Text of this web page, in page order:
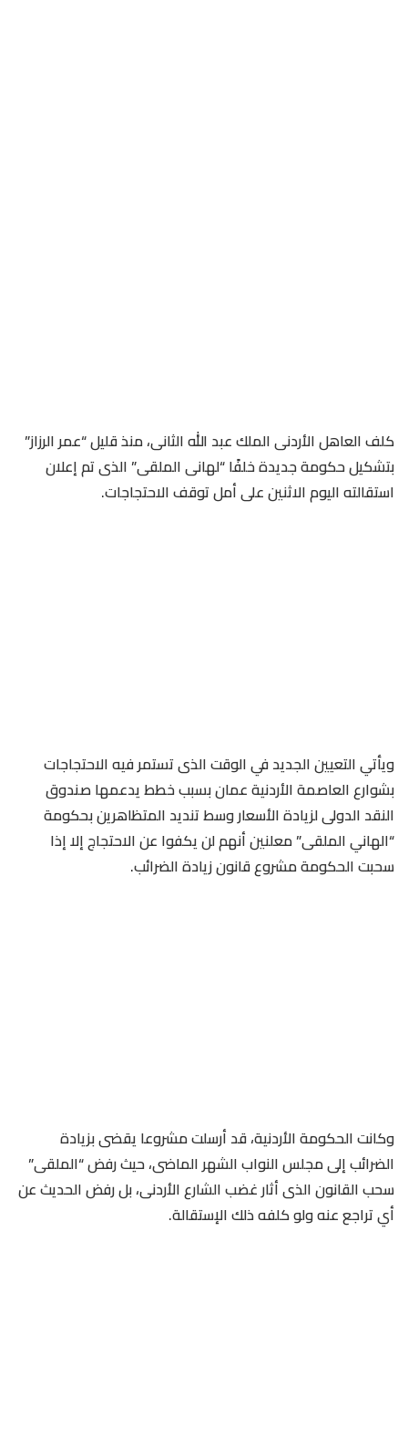
كلف العاهل الأردنى الملك عبد الله الثانى، منذ قليل “عمر الرزاز”
بتشكيل حكومة جديدة خلفًا “لهانى الملقى” الذى تم إعلان
استقالته اليوم الاثنين على أمل توقف الاحتجاجات.
ويأتي التعيين الجديد في الوقت الذى تستمر فيه الاحتجاجات
بشوارع العاصمة الأردنية عمان بسبب خطط يدعمها صندوق
النقد الدولى لزيادة الأسعار وسط تنديد المتظاهرين بحكومة
“الهاني الملقى” معلنين أنهم لن يكفوا عن الاحتجاج إلا إذا
سحبت الحكومة مشروع قانون زيادة الضرائب.
وكانت الحكومة الأردنية، قد أرسلت مشروعا يقضى بزيادة
الضرائب إلى مجلس النواب الشهر الماضى، حيث رفض “الملقى”
سحب القانون الذى أثار غضب الشارع الأردنى، بل رفض الحديث عن
أي تراجع عنه ولو كلفه ذلك الإستقالة.